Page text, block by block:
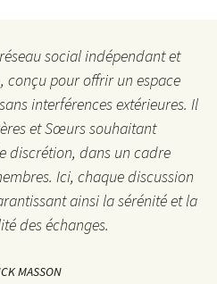
social indépendant et
, conçu pour offrir un espace
interférences extérieures. Il
et Sœurs souhaitant
discrétion, dans un cadre
Ici, chaque discussion
ainsi la sérénité et la
des échanges.
MASSON